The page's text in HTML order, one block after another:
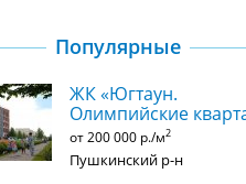
Популярные
ЖК «Югтаун.
Олимпийские
от 200 000 р./м2
Пушкинский р-н